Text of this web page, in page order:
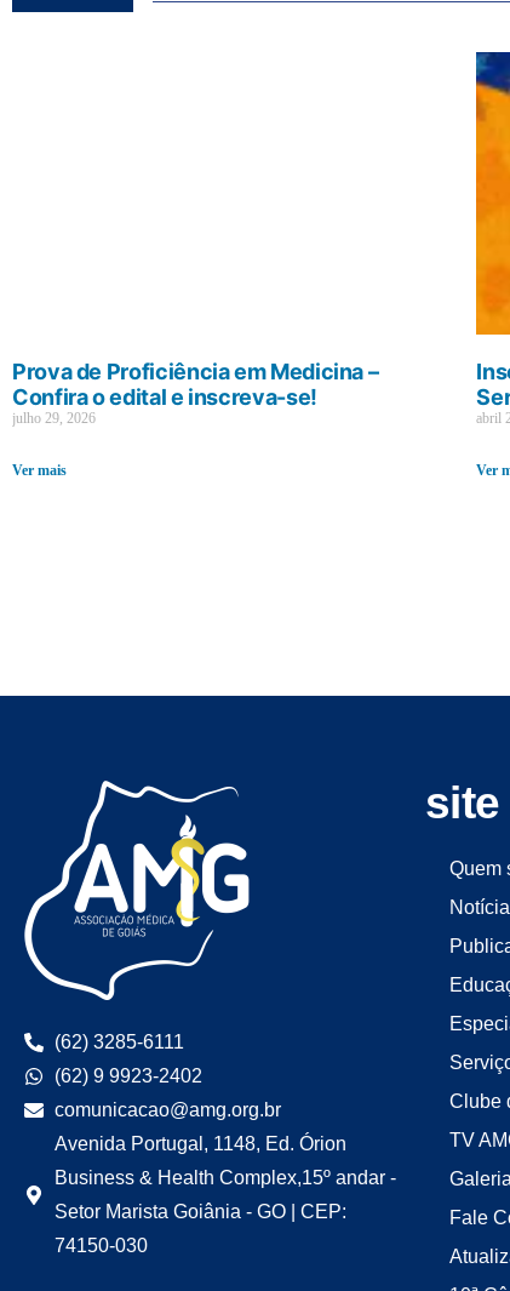
Prova de Proficiência em Medicina –
Confira o edital e inscreva-se!
julho 29, 2026
Ver mais
abril
Ver
(62) 3285-6111
(62) 9 9923-2402
comunicacao@amg.org.br
Avenida Portugal, 1148, Ed. Órion
Business & Health Complex,15º andar -
Setor Marista Goiânia - GO | CEP:
74150-030
site
Quem
Clube
TV
Galeria
Fale